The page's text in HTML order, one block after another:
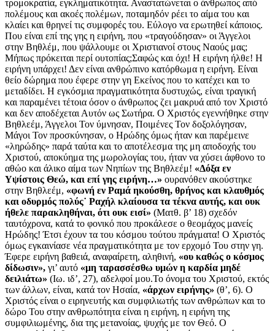
τρομοκρατία, εγκληματικότητα. Αναστατώνεται ο άνθρωπος από
πολέμους και ακοές πολέμων, ποταμηδόν ρέει το αίμα του και
κλαίει και θρηνεί τις συμφορές του. Εύλογο να ερωτηθεί κάποιος.
Που είναι επί της γης η ειρήνη, που «τραγούδησαν» οι Άγγελοι
στην Βηθλέμ, που ψάλλουμε οι Χριστιανοί στους Ναούς μας;
Μήπως πρόκειται περί ουτοπίας;Σαφώς και όχι! Η ειρήνη ήλθε! Η
ειρήνη υπάρχει! Δεν είναι ανθρώπινο κατόρθωμα η ειρήνη. Είναι
θείο δώρημα που έφερε στην γη Εκείνος που το κατέχει και το
μεταδίδει. Η εγκόσμια πραγματικότητα δυστυχώς, είναι τραγική
και παραμένει τέτοια όσον ο άνθρωπος ζει μακρυά από τον Χριστό
και δεν αποδέχεται Αυτόν ως Σωτήρα. Ο Χριστός εγεννήθηκε στην
Βηθλεέμ, Άγγελοι Τον ύμνησαν, Ποιμένες Τον δοξολόγησαν,
Μάγοι Τον προσκύνησαν, ο Ηρώδης όμως ήταν και παρέμεινε
«ληρώδης» παρά ταύτα και το αποτέλεσμα της μη αποδοχής του
Χριστού, αποκύημα της μωρολογίας του, ήταν να χύσει άφθονο το
αθώο και άλικο αίμα των Νηπίων της Βηθλεέμ! «Δόξα εν
Υψίστοις Θεώ, και επί γης ειρήνη…» ουρανόθεν ακούστηκε
στην Βηθλεέμ, «φωνή εν Ραμά ηκούσθη, θρήνος και κλαυθμός
και οδυρμός πολύς˙ Ραχήλ κλαίουσα τα τέκνα αυτής, και ουκ
ήθελε παρακληθήναι, ότι ουκ εισί» (Ματθ. β’ 18) σχεδόν
ταυτόχρονα, κατά το φονικό που προκάλεσε ο θεομάχος μανείς
Ηρώδης! Έτσι έχουν τα του κόσμου τούτου πράγματα! Ο Χριστός
όμως εγκαινίασε νέα πραγματικότητα με τον ερχομό Του στην γη.
Έφερε ειρήνη βαθειά, αναφαίρετη, αληθινή, «ου καθώς ο κόσμος
δίδωσιν», γι’ αυτό «μη ταρασσέσθω υμών η καρδία μηδέ
δειλιάτω» (Ιω. ιδ’, 27), αδελφοί μου.Το όνομα του Χριστού, εκτός
των άλλων, είναι, κατά τον Ησαία, «άρχων ειρήνης» (θ’, 6). Ο
Χριστός είναι ο ειρηνευτής και συμφιλιωτής των ανθρώπων και το
δώρο Του στην ανθρωπότητα είναι η ειρήνη, η ειρήνη της
συμφιλιωμένης, δια της μετανοίας, ψυχής με τον Θεό. Ο